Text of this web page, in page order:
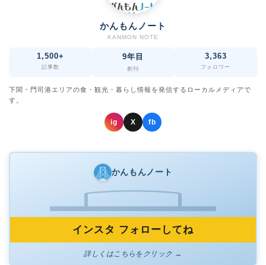
かんもんノート
KANMON NOTE
1,500+
記事数
9年目
創刊
3,363
フォロワー
下関・門司港エリアの食・観光・暮らし情報を発信するローカルメディアで
す。
ig X fb
かんもんノート
インスタ フォローしてね
詳しくはこちらをクリック →